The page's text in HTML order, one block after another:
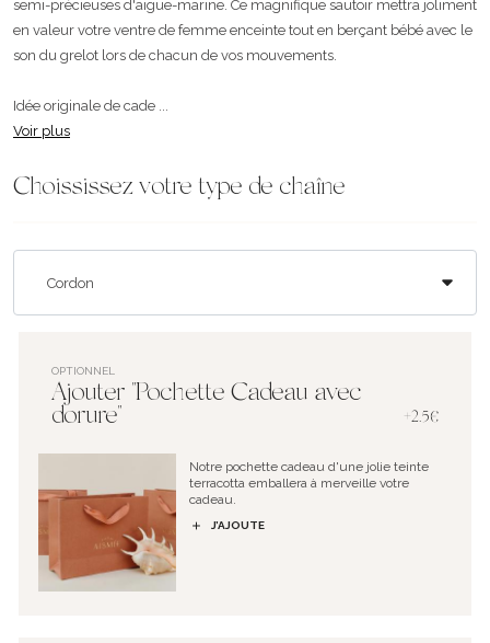
semi-précieuses d'aigue-marine. Ce magnifique sautoir mettra joliment
en valeur votre ventre de femme enceinte tout en berçant bébé avec le
son du grelot lors de chacun de vos mouvements.
Idée originale de cade ...
Voir plus
Choississez votre type de chaîne
OPTIONNEL
Ajouter "Pochette Cadeau avec
dorure"
+2.5€
Notre pochette cadeau d'une jolie teinte
terracotta emballera à merveille votre
cadeau.
J’AJOUTE